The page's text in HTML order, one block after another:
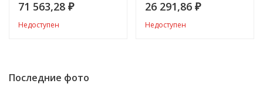
71 563,28 ₽
Недоступен
26 291,86 ₽
Недоступен
Последние фото